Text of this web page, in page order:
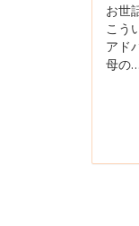
お世
こう
アド
母の